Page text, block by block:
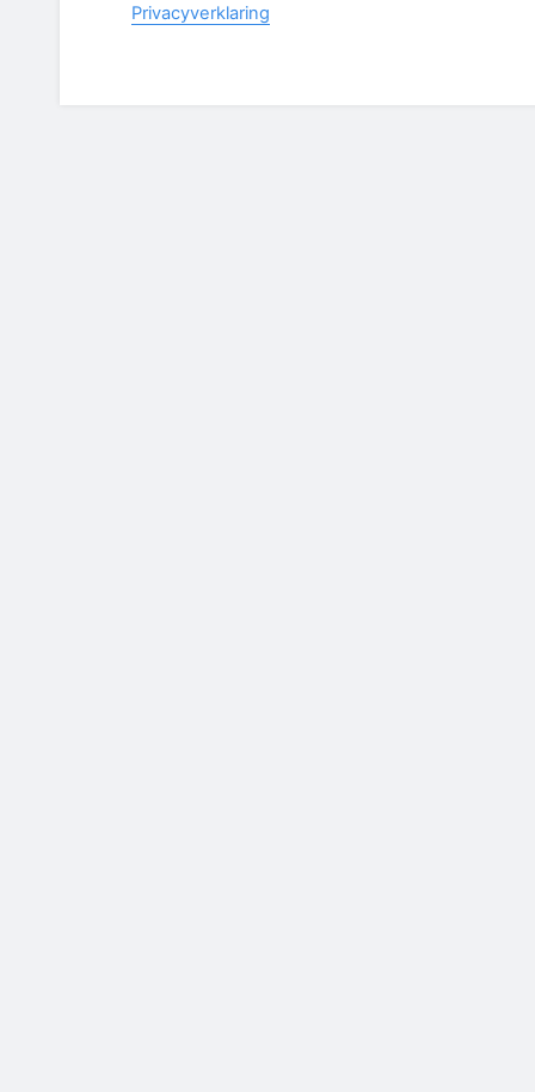
Privacyverklaring